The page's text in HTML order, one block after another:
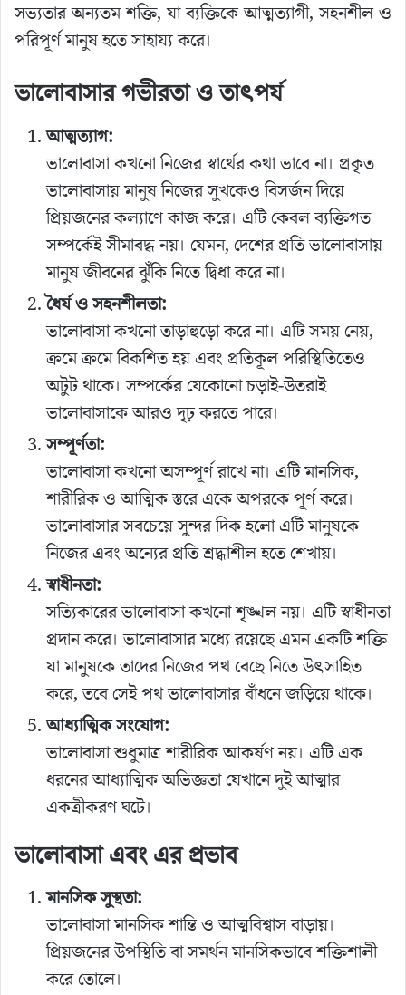
সভ্যতার অন্যতম শক্তি, যা ব্যক্তিকে আত্মত্যাগী, সহনশীল ও
পরিপূর্ণ মানুষ হতে সাহায্য করে।
ভালোবাসার গভীরতা ও তাৎপর্য
আত্মত্যাগ:
ভালোবাসা কখনো নিজের স্বার্থের কথা ভাবে না। প্রকৃত
ভালোবাসায় মানুষ নিজের সুখকেও বিসর্জন দিয়ে
প্রিয়জনের কল্যাণে কাজ করে। এটি কেবল ব্যক্তিগত
সম্পর্কেই সীমাবদ্ধ নয়। যেমন, দেশের প্রতি ভালোবাসায়
মানুষ জীবনের ঝুঁকি নিতে দ্বিধা করে না।
ধৈর্য ও সহনশীলতা:
ভালোবাসা কখনো তাড়াহুড়ো করে না। এটি সময় নেয়,
ক্রমে ক্রমে বিকশিত হয় এবং প্রতিকূল পরিস্থিতিতেও
অটুট থাকে। সম্পর্কের যেকোনো চড়াই-উতরাই
ভালোবাসাকে আরও দৃঢ় করতে পারে।
সম্পূর্ণতা:
ভালোবাসা কখনো অসম্পূর্ণ রাখে না। এটি মানসিক,
শারীরিক ও আত্মিক স্তরে একে অপরকে পূর্ণ করে।
ভালোবাসার সবচেয়ে সুন্দর দিক হলো এটি মানুষকে
নিজের এবং অন্যের প্রতি শ্রদ্ধাশীল হতে শেখায়।
স্বাধীনতা:
সত্যিকারের ভালোবাসা কখনো শৃঙ্খল নয়। এটি স্বাধীনতা
প্রদান করে। ভালোবাসার মধ্যে রয়েছে এমন একটি শক্তি
যা মানুষকে তাদের নিজের পথ বেছে নিতে উৎসাহিত
করে, তবে সেই পথ ভালোবাসার বাঁধনে জড়িয়ে থাকে।
আধ্যাত্মিক সংযোগ:
ভালোবাসা শুধুমাত্র শারীরিক আকর্ষণ নয়। এটি এক
ধরনের আধ্যাত্মিক অভিজ্ঞতা যেখানে দুই আত্মার
একত্রীকরণ ঘটে।
ভালোবাসা এবং এর প্রভাব
মানসিক সুস্থতা:
ভালোবাসা মানসিক শান্তি ও আত্মবিশ্বাস বাড়ায়।
প্রিয়জনের উপস্থিতি বা সমর্থন মানসিকভাবে শক্তিশালী
করে তোলে।